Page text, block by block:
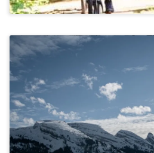
Stressbewältigung & Achtsamkeit,
Skifahren Und
Johann In